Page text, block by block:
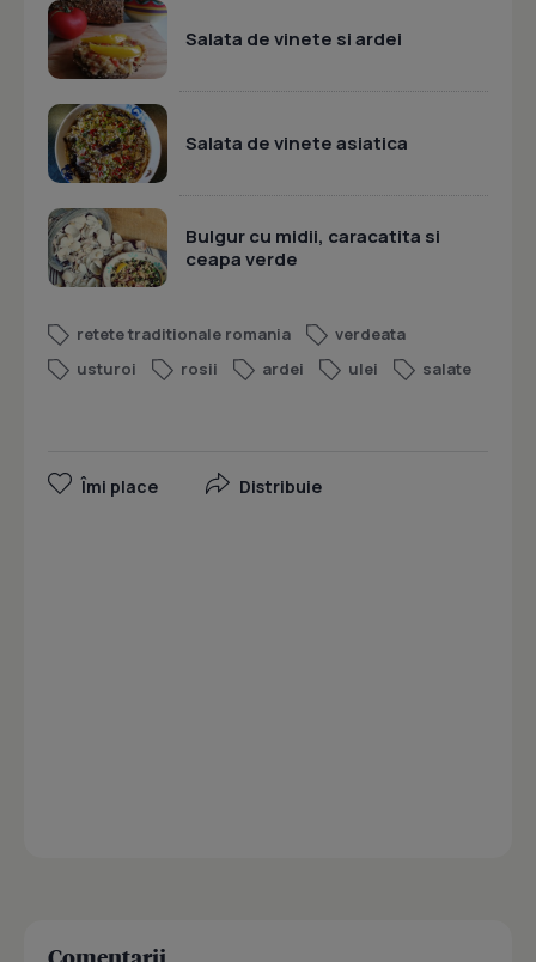
Salata de vinete si ardei
Salata de vinete asiatica
Bulgur cu midii, caracatita si
ceapa verde
retete traditionale romania
verdeata
usturoi
rosii ardei ulei salate
Îmi place Distribuie